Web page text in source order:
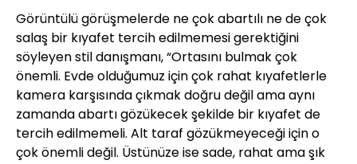
Görüntülü görüşmelerde ne çok abartılı ne de çok
salaş bir kıyafet tercih edilmemesi gerektiğini
söyleyen stil danışmanı, “Ortasını bulmak çok
önemli. Evde olduğumuz için çok rahat kıyafetlerle
kamera karşısında çıkmak doğru değil ama aynı
zamanda abartı gözükecek şekilde bir kıyafet de
tercih edilmemeli. Alt taraf gözükmeyeceği için o
çok önemli değil. Üstünüze ise sade, rahat ama şık